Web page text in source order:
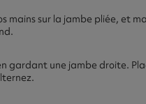
mains sur la jambe pliée, et
gardant une jambe droite.